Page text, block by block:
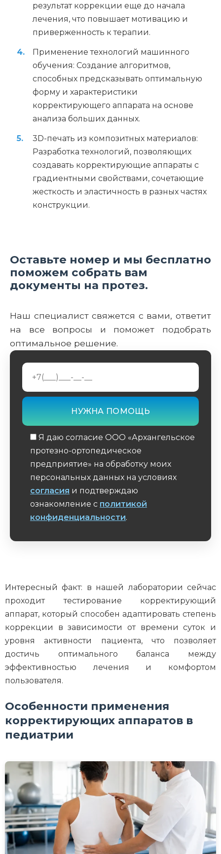
результат коррекции еще до начала
лечения, что повышает мотивацию и
приверженность к терапии.
Применение технологий машинного
обучения: Создание алгоритмов,
способных предсказывать оптимальную
форму и характеристики
корректирующего аппарата на основе
анализа больших данных.
3D-печать из композитных материалов:
Разработка технологий, позволяющих
создавать корректирующие аппараты с
градиентными свойствами, сочетающие
жесткость и эластичность в разных частях
конструкции.
Оставьте номер и мы бесплатно
поможем собрать вам
документы на протез.
Наш специалист свяжется с вами, ответит
на все вопросы и поможет подобрать
оптимальное решение.
Я даю согласие ООО «Архангельское
протезно-ортопедическое
предприятие» на обработку моих
персональных данных на условиях
согласия и подтверждаю
ознакомление с политикой
конфиденциальности.
Интересный факт: в нашей лаборатории сейчас
проходит тестирование корректирующий
аппарат, который способен адаптировать степень
коррекции в зависимости от времени суток и
уровня активности пациента, что позволяет
достичь оптимального баланса между
эффективностью лечения и комфортом
пользователя.
Особенности применения
корректирующих аппаратов в
педиатрии